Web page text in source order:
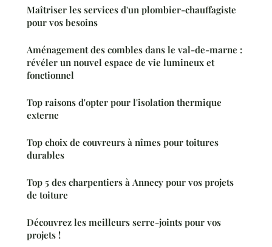
Maîtriser les services d'un plombier-chauffagiste
pour vos besoins
Aménagement des combles dans le val-de-marne :
révéler un nouvel espace de vie lumineux et
fonctionnel
Top raisons d'opter pour l'isolation thermique
externe
Top choix de couvreurs à nîmes pour toitures
durables
Top 5 des charpentiers à Annecy pour vos projets
de toiture
Découvrez les meilleurs serre-joints pour vos
projets !